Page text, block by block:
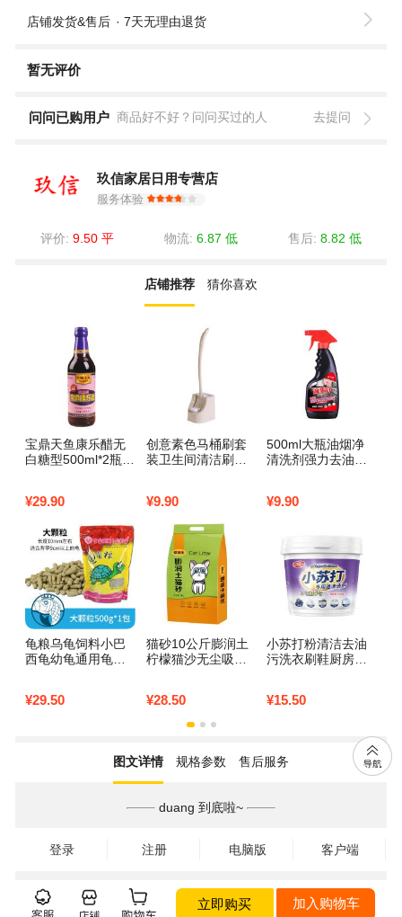
店铺发货&售后 7天无理由退货
暂无评价
问问已购用户 商品好不好？问问买过的人 去提问
玖信家居日用专营店
服务体验
评价: 9.50 平 物流: 6.87 低 售后: 8.82 低
店铺推荐 猜你喜欢
宝鼎天鱼康乐醋无
白糖型500ml*2瓶凉
¥29.90
创意素色马桶刷套
装卫生间清洁刷厕
¥9.90
500ml大瓶油烟净
清洗剂强力去油污
¥9.90
龟粮乌龟饲料小巴
西龟幼龟通用龟龟
500g大颗粒*1包
¥29.50
猫砂10公斤膨润土
柠檬猫沙无尘吸水
¥28.50
小苏打粉清洁去油
污洗衣刷鞋厨房除
¥15.50
图文详情 规格参数 售后服务
duang 到底啦~
登录 注册 电脑版 客户端
立即购买 加入购物车